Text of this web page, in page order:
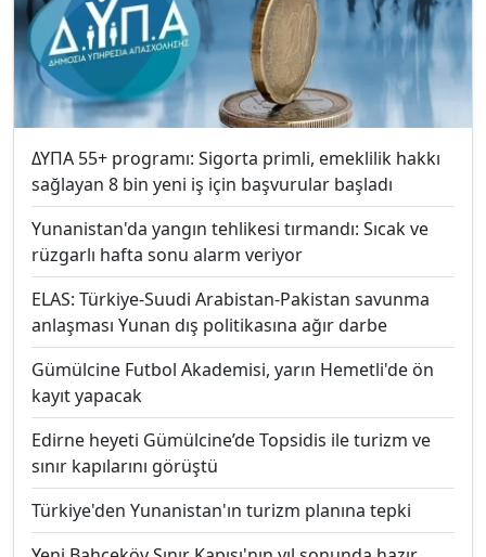
ΔΥΠΑ 55+ programı: Sigorta primli, emeklilik hakkı
sağlayan 8 bin yeni iş için başvurular başladı
Yunanistan'da yangın tehlikesi tırmandı: Sıcak ve
rüzgarlı hafta sonu alarm veriyor
ELAS: Türkiye-Suudi Arabistan-Pakistan savunma
anlaşması Yunan dış politikasına ağır darbe
Gümülcine Futbol Akademisi, yarın Hemetli'de ön
kayıt yapacak
Edirne heyeti Gümülcine’de Topsidis ile turizm ve
sınır kapılarını görüştü
Türkiye'den Yunanistan'ın turizm planına tepki